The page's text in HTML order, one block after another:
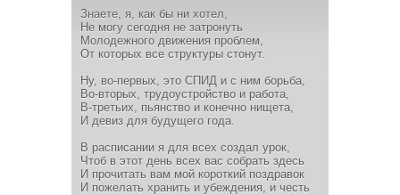
Знаете, я, как бы ни хотел,
Не могу сегодня не затронуть
Молодежного движения проблем,
От которых все структуры стонут.
Ну, во-первых, это СПИД и с ним борьба,
Во-вторых, трудоустройство и работа,
В-третьих, пьянство и конечно нищета,
И девиз для будущего года.
В расписании я для всех создал урок,
Чтоб в этот день всех вас собрать здесь
И прочитать вам мой короткий поздравок
И пожелать хранить и убеждения, и честь